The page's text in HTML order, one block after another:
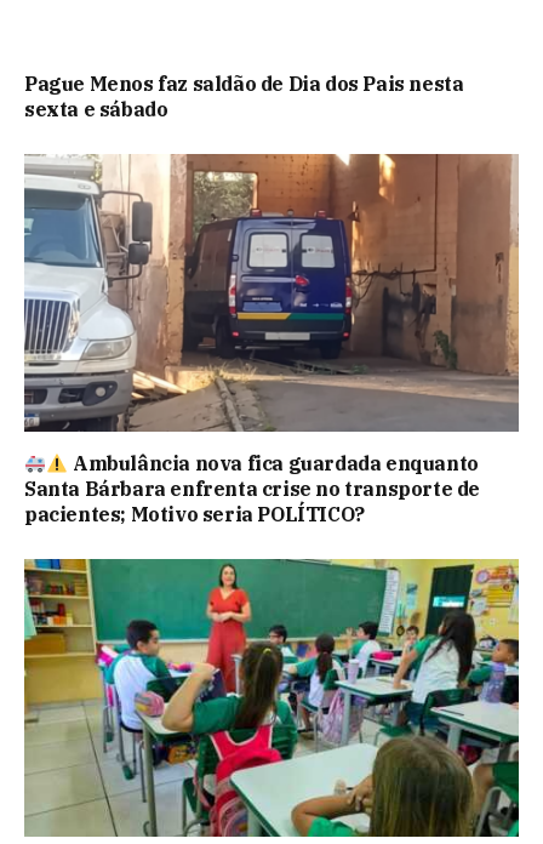
Pague Menos faz saldão de Dia dos Pais nesta
sexta e sábado
Ambulância nova fica guardada enquanto
Santa Bárbara enfrenta crise no transporte de
pacientes; Motivo seria POLÍTICO?